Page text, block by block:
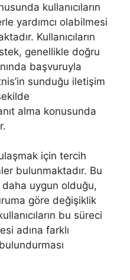
kullanıcıların
yardımcı olabilmesi
Kullanıcıların
genellikle doğru
başvuruyla
sunduğu iletişim
alma konusunda
için tercih
bulunmaktadır. Bu
uygun olduğu,
göre değişiklik
bu süreci
adına farklı